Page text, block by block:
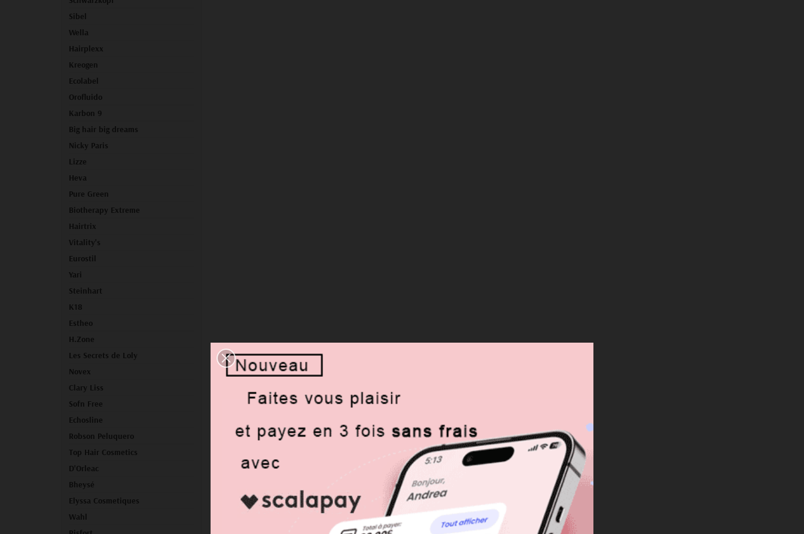
Sibel
Wella
Hairplexx
Kreogen
Ecolabel
Orofluido
Karbon 9
Big hair big dreams
Nicky Paris
Lizze
Heva
Pure Green
Biotherapy Extreme
Hairtrix
Vitality's
Eurostil
Yari
Steinhart
K18
Estheo
H.Zone
Les Secrets de Loly
Novex
Clary Liss
Sofn Free
Echosline
Robson Peluquero
Top Hair Cosmetics
D'Orleac
Bheysé
Elyssa Cosmetiques
Wahl